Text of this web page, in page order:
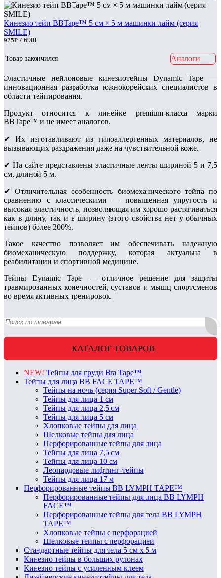
Кинезио тейп BBTape™ 5 см × 5 м машинки лайм (серия
SMILE)
925Р / 690Р
Товар закончился Аналоги
Эластичные нейлоновые кинезиотейпы Dynamic Tape —
инновационная разработка южнокорейских специалистов в
области тейпирования.
Продукт относится к линейке premium-класса марки
BBTape™ и не имеет аналогов.
✔ Их изготавливают из гипоаллергенных материалов, не
вызывающих раздражения даже на чувствительной коже.
✔ На сайте представлены эластичные ленты шириной 5 и 7,5
см, длиной 5 м.
✔ Отличительная особенность биомеханического тейпа по
сравнению с классическими — повышенная упругость и
высокая эластичность, позволяющая им хорошо растягиваться
как в длину, так и в ширину (этого свойства нет у обычных
тейпов) более 200%.
Такое качество позволяет им обеспечивать надежную
биомеханическую поддержку, которая актуальна в
реабилитации и спортивной медицине.
Тейпы Dynamic Tape — отличное решение для защиты
травмированных конечностей, суставов и мышц спортсменов
во время активных тренировок.
КАТАЛОГ ТОВАРОВ
NEW! Тейпы для груди Bra Tape™
Тейпы для лица BB FACE TAPE™
Тейпы на ночь (серия Super Soft / Gentle)
Тейпы для лица 1 см
Тейпы для лица 2,5 см
Тейпы для лица 5 см
Хлопковые тейпы для лица
Шелковые тейпы для лица
Перфорированные тейпы для лица
Тейпы для лица 7,5 см
Тейпы для лица 10 см
Леопардовые лифтинг-тейпы
Тейпы для лица 17 м
Перфорированные тейпы BB LYMPH TAPE™
Перфорированные тейпы для лица BB LYMPH
FACE™
Перфорированные тейпы для тела BB LYMPH
TAPE™
Хлопковые тейпы с перфорацией
Шелковые тейпы с перфорацией
Стандартные тейпы для тела 5 см x 5 м
Кинезио тейпы в больших рулонах
Кинезио тейпы с усиленным клеем